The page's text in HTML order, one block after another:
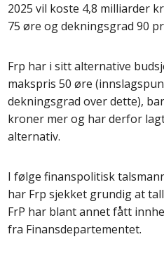
2025 vil koste 4,8 milliarder
75 øre og dekningsgrad 90
Frp har i sitt alternative
makspris 50 øre
dekningsgrad over dette),
kroner mer og har derfor
alternativ.
I følge finanspolitisk
har Frp sjekket grundig at
FrP har blant annet fått
fra Finansdepartementet.